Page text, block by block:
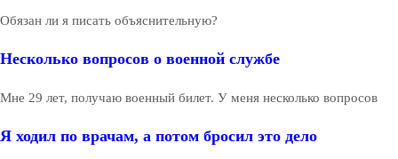
Обязан ли я писать объяснительную?
Несколько вопросов о военной службе
Мне 29 лет, получаю военный билет. У меня несколько вопросов
Я ходил по врачам, а потом бросил это дело